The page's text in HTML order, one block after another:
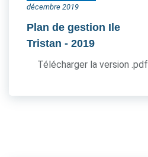
décembre 2019
Plan de gestion Ile
Tristan - 2019
Télécharger la version .pdf